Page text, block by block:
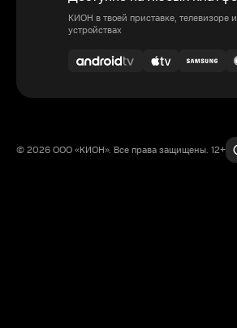
КИОН в твоей приставке, телевизоре
устройствах
© 2026 ООО «КИОН». Все права защищены. 12+